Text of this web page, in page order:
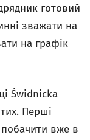
готовий
зважати на
на графік
Świdnicka
Перші
побачити вже в